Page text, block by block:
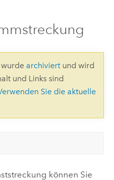
archiviertund wird
und Links sind
Sie die aktuelle
können Sie